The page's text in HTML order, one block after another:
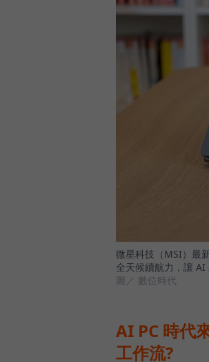
微星科技（MSI）最
全天候續航力，讓 AI
圖／ 數位時代
AI PC 時代
工作流?